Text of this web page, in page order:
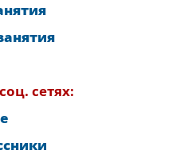
сетях: